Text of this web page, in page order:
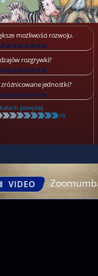
możliwości rozwoju.
\\\\\\]
rozgrywki?
\\\\\\]
jednostki?
\\\\\\]
VIDEO